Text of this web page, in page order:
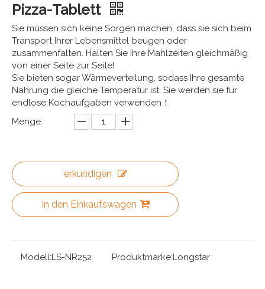
Pizza-Tablett
Sie müssen sich keine Sorgen machen, dass sie sich beim
Transport Ihrer Lebensmittel beugen oder
zusammenfalten. Halten Sie Ihre Mahlzeiten gleichmäßig
von einer Seite zur Seite!
Sie bieten sogar Wärmeverteilung, sodass Ihre gesamte
Nahrung die gleiche Temperatur ist. Sie werden sie für
endlose Kochaufgaben verwenden！
Menge:
erkundigen
In den Einkaufswagen
Modell:LS-NR252 Produktmarke:Longstar